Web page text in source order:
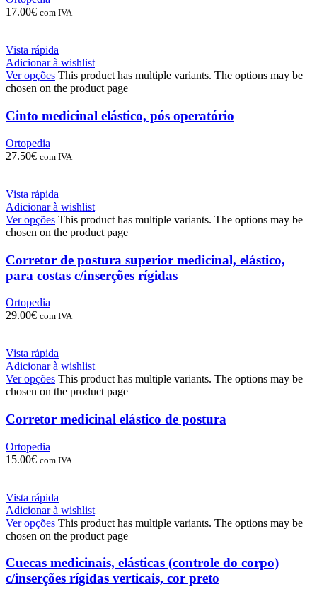
17.00€ com IVA
Vista rápida
Adicionar à wishlist
Ver opções This product has multiple variants. The options may be
chosen on the product page
Cinto medicinal elástico, pós operatório
Ortopedia
27.50€ com IVA
Vista rápida
Adicionar à wishlist
Ver opções This product has multiple variants. The options may be
chosen on the product page
Corretor de postura superior medicinal, elástico,
para costas c/inserções rígidas
Ortopedia
29.00€ com IVA
Vista rápida
Adicionar à wishlist
Ver opções This product has multiple variants. The options may be
chosen on the product page
Corretor medicinal elástico de postura
Ortopedia
15.00€ com IVA
Vista rápida
Adicionar à wishlist
Ver opções This product has multiple variants. The options may be
chosen on the product page
Cuecas medicinais, elásticas (controle do corpo)
c/inserções rígidas verticais, cor preto